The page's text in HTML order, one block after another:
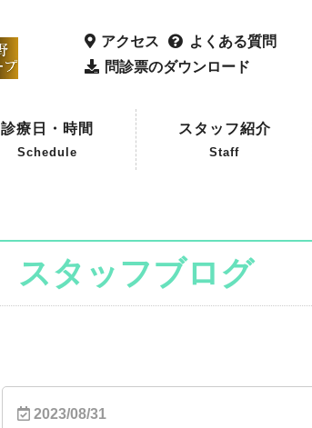
アクセス
よくある質問
問診票のダウンロード
診療日・時間
Schedule
スタッフ紹介
Staff
スタッフブログ
2023/08/31